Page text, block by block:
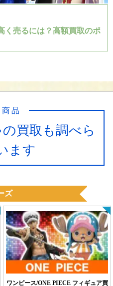
く売るには？高額買取のポ
買取も調べら
ます
品
ズ
ワンピース/ONE PIECE フィギュア買